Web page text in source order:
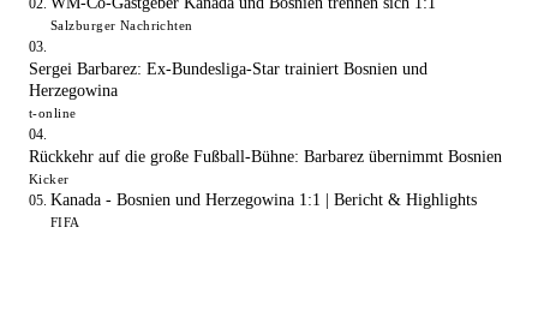
Salzburger Nachrichten
Sergei Barbarez: Ex-Bundesliga-Star trainiert Bosnien und
Herzegowina
t-online
Rückkehr auf die große Fußball-Bühne: Barbarez übernimmt Bosnien
Kicker
Kanada - Bosnien und Herzegowina 1:1 | Bericht & Highlights
FIFA